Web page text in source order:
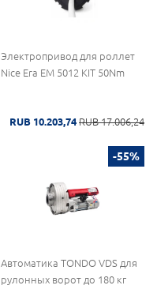
Электропривод для роллет
Nice Era EM 5012 KIT 50Nm
RUB 10.203,74 RUB 17.006,24
-55%
Автоматика TONDO VDS для
рулонных ворот до 180 кг